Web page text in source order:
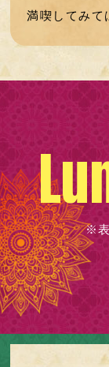
満喫してみて
※表